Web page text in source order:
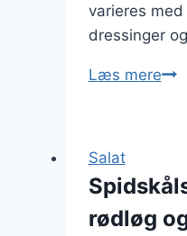
varieres
dressinger
Læs mere
Salat
rødløg